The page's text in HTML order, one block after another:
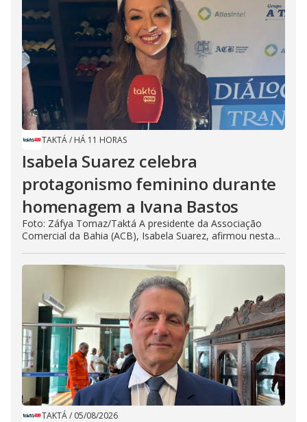
TAKTÁ/ HÁ 11 HORAS
Isabela Suarez celebra
protagonismo feminino durante
homenagem a Ivana Bastos
Foto: Záfya Tomaz/Taktá A presidente da Associação
Comercial da Bahia (ACB), Isabela Suarez, afirmou nesta...
TAKTÁ/ 05/08/2026